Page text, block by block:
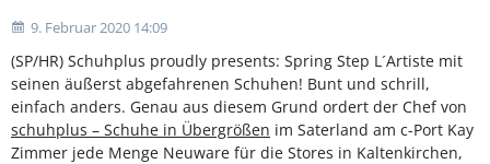
9. Februar 2020 14:09
(SP/HR) Schuhplus proudly presents: Spring Step L´Artiste mit
seinen äußerst abgefahrenen Schuhen! Bunt und schrill,
einfach anders. Genau aus diesem Grund ordert der Chef von
schuhplus – Schuhe in Übergrößen im Saterland am c-Port Kay
Zimmer jede Menge Neuware für die Stores in Kaltenkirchen,